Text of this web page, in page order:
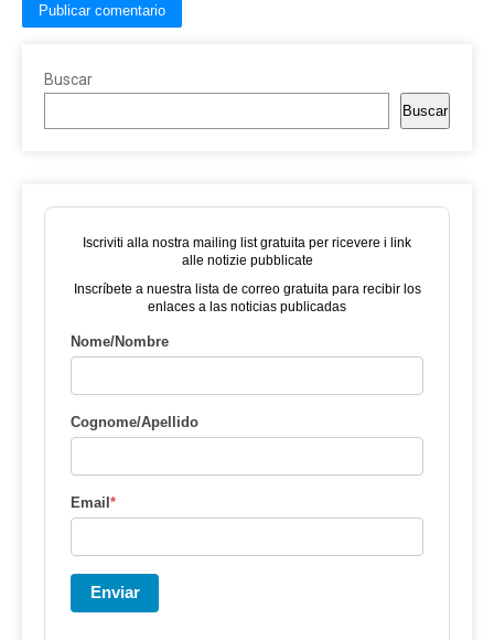
Buscar
Buscar
Iscriviti alla nostra mailing list gratuita per ricevere i link
alle notizie pubblicate
Inscríbete a nuestra lista de correo gratuita para recibir los
enlaces a las noticias publicadas
Nome/Nombre
Cognome/Apellido
Email *
Enviar